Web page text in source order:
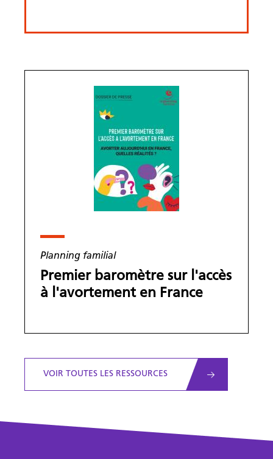
Planning familial
Premier baromètre sur l'accès
à l'avortement en France
VOIR TOUTES LES RESSOURCES